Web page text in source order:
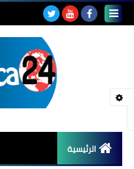
الرئيسية